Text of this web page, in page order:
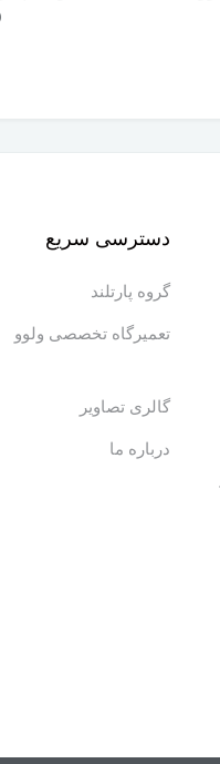
دسترسی سریع
گروه پارتلند
تعمیرگاه تخصصی ولوو
گالری تصاویر
درباره ما